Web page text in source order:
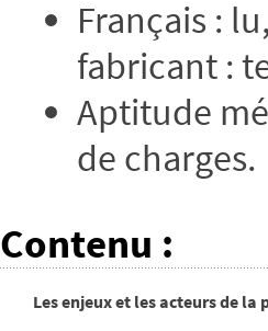
Français :
fabricant :
Aptitude
de charges.
Contenu :
Les enjeux et les acteurs de la